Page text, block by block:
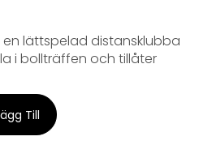
en lättspelad distansklubba
i bollträffen och tillåter
Till